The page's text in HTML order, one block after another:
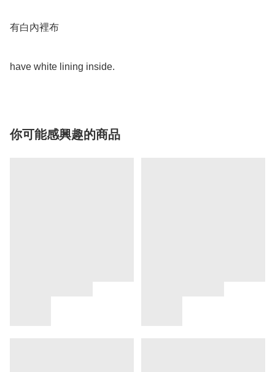
有白內裡布
have white lining inside.
你可能感興趣的商品